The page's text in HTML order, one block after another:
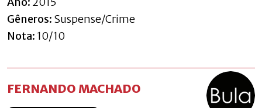
Gêneros: Suspense/Crime
Nota: 10/10
FERNANDO MACHADO